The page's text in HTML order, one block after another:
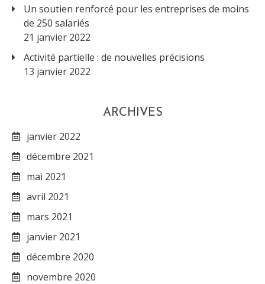
Un soutien renforcé pour les entreprises de moins
de 250 salariés
21 janvier 2022
Activité partielle : de nouvelles précisions
13 janvier 2022
ARCHIVES
janvier 2022
décembre 2021
mai 2021
avril 2021
mars 2021
janvier 2021
décembre 2020
novembre 2020